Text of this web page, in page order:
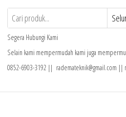
Segera Hubungi Kami
Selain kami mempermudah kami juga
0852-6903-3192 || rademateknik@gmail.com ||